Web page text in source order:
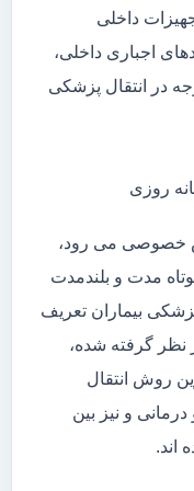
داخلی
اجباری داخلی،
در انتقال پزشکی
روزی
خصوصی می رود،
مدت و بلندمدت
بیماران تعریف
نظر گرفته شده،
روش انتقال
و نیز بین
اند.